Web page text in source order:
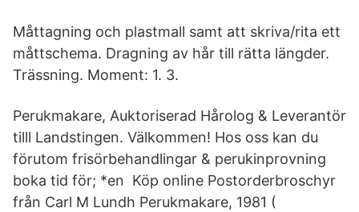
Måttagning och plastmall samt att skriva/rita ett
måttschema. Dragning av hår till rätta längder.
Trässning. Moment: 1. 3.
Perukmakare, Auktoriserad Hårolog & Leverantör
tilll Landstingen. Välkommen! Hos oss kan du
förutom frisörbehandlingar & perukinprovning
boka tid för; *en Köp online Postorderbroschyr
från Carl M Lundh Perukmakare, 1981 (